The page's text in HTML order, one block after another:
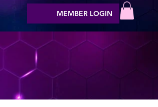
MEMBER LOGIN